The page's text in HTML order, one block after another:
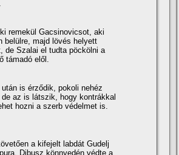
remekül Gacsinovicsot, aki
belülre, majd lövés helyett
de Szalai el tudta pöckölni a
támadó elől.
is érződik, pokoli nehéz
az is látszik, hogy kontrákkal
hozni a szerb védelmet is.
a kifejelt labdát Gudelj
Dibusz könnyedén védte a